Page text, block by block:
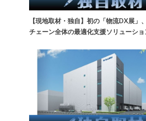
【現地取材・独自】初の「物流DX展」
チェーン全体の最適化支援ソリューシ